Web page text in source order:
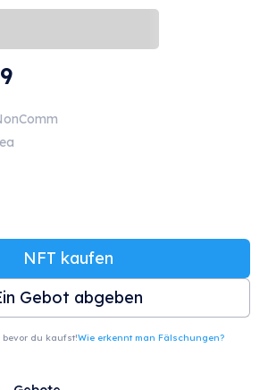
NFT kaufen
Gebot abgeben
bevor du kaufst!Wie erkennt man Fälschungen?